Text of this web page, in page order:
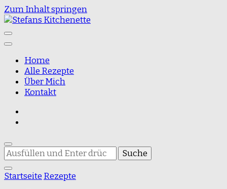
Zum Inhalt springen
Stefans Kitchenette
Home
Alle Rezepte
Über Mich
Kontakt
Suchst
du
nach
etwas?
Startseite Rezepte